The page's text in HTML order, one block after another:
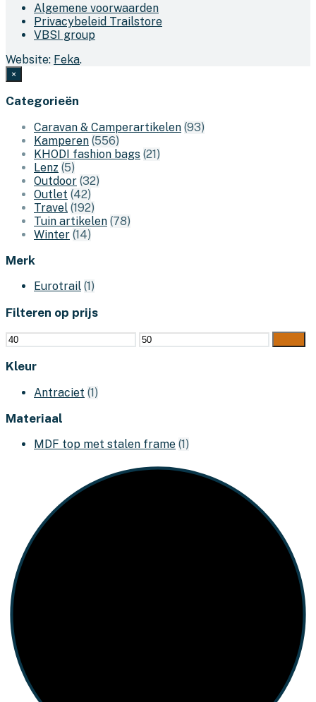
Algemene voorwaarden
Privacybeleid Trailstore
VBSI group
Website: Feka.
×
Categorieën
Caravan & Camperartikelen (93)
Kamperen (556)
KHODI fashion bags (21)
Lenz (5)
Outdoor (32)
Outlet (42)
Travel (192)
Tuin artikelen (78)
Winter (14)
Merk
Eurotrail (1)
Filteren op prijs
Min.
prijs
Max.
prijs
Kleur
Antraciet (1)
Materiaal
MDF top met stalen frame (1)